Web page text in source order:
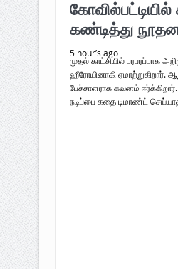
கண்டித்து
5 hour’s ago
முதல் காட்சியில் பரபரப்பாக
ஹீரோயினாகி ஏமாற்றுகிறார்.
பேச்சாளராக கவனம்
நடிப்பை கதை டிமாண்ட்